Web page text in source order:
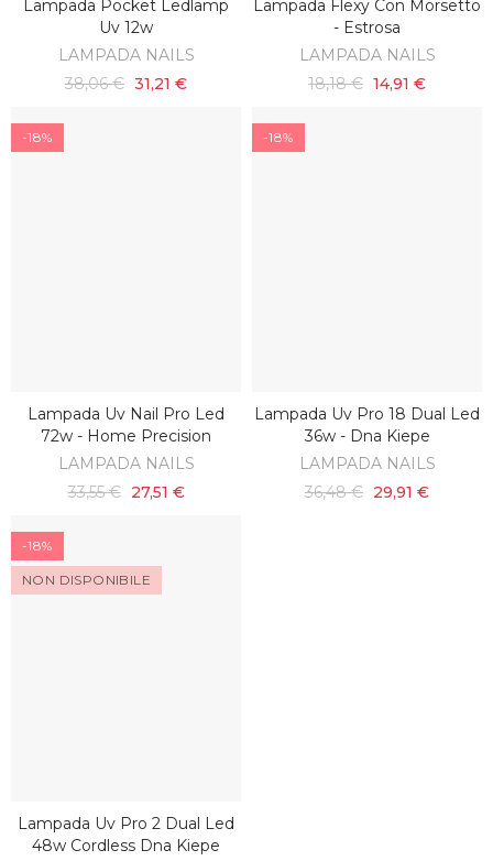
AGGIUNGI AL CARRELLO
Lampada Pocket Ledlamp
Uv 12w
LAMPADA NAILS
38,06 € 31,21 €
AGGIUNGI AL CARRELLO
Lampada Flexy Con Morsetto
- Estrosa
LAMPADA NAILS
18,18 € 14,91 €
-18%
AGGIUNGI AL CARRELLO
Lampada Uv Nail Pro Led
72w - Home Precision
LAMPADA NAILS
33,55 € 27,51 €
-18%
AGGIUNGI AL CARRELLO
Lampada Uv Pro 18 Dual Led
36w - Dna Kiepe
LAMPADA NAILS
36,48 € 29,91 €
-18%
NON DISPONIBILE
SCOPRI
Lampada Uv Pro 2 Dual Led
48w Cordless Dna Kiepe